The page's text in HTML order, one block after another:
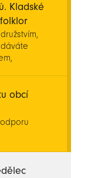
Kladské
obcí